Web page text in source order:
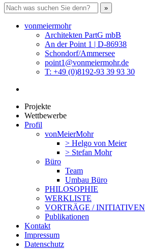
vonmeiermohr
Architekten PartG mbB
An der Point 1 | D-86938
Schondorf/Ammersee
point1@vonmeiermohr.de
T: +49 (0)8192-93 39 93 30
Projekte
Wettbewerbe
Profil
vonMeierMohr
> Helgo von Meier
> Stefan Mohr
Büro
Team
Umbau Büro
PHILOSOPHIE
WERKLISTE
VORTRÄGE / INITIATIVEN
Publikationen
Kontakt
Impressum
Datenschutz